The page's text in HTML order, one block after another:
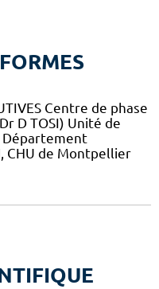
Centre de phase
D TOSI) Unité de
Département
CHU de Montpellier